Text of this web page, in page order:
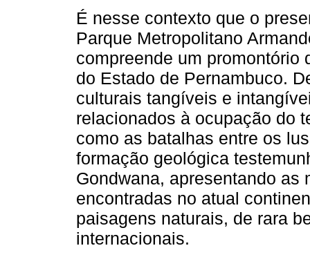
É nesse contexto que o
Parque Metropolitano
compreende um promontório
do Estado de Pernambuco.
culturais tangíveis e
relacionados à ocupação do
como as batalhas entre os
formação geológica
Gondwana, apresentando as
encontradas no atual
paisagens naturais, de rara
internacionais.